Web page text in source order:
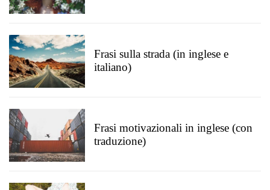
Frasi sulla strada (in inglese e
italiano)
Frasi motivazionali in inglese (con
traduzione)